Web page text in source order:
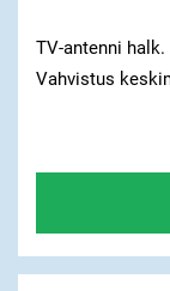
TV-antenni
Vahvistus